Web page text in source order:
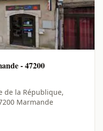
- 47200
de la République,
Marmande